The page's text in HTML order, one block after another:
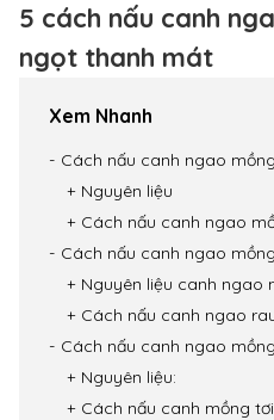
5 cách nấu canh
ngọt thanh mát
Xem Nhanh
Cách nấu canh ngao
Nguyên liệu
Cách nấu canh ngao
Cách nấu canh ngao
Nguyên liệu canh ngao
Cách nấu canh ngao
Cách nấu canh ngao
Nguyên liệu:
Cách nấu canh mồng